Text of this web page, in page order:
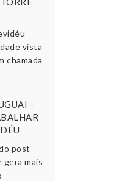
vista
chamada
-
post
gera mais